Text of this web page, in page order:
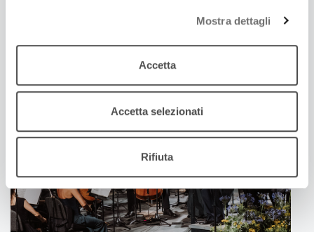
Mostra dettagli
Accetta
Accetta selezionati
Rifiuta
Guida all’ascolto con Bernardo Lo Sterzo e Diego